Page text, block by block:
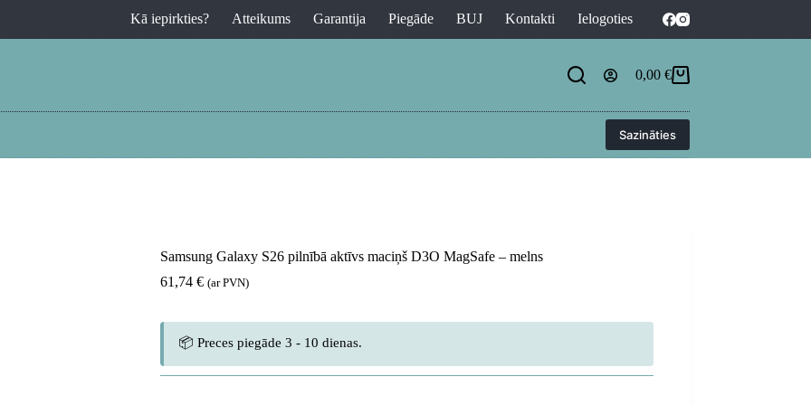
Kā iepirkties? Atteikums Garantija Piegāde BUJ Kontakti Ielogoties
Shopping
0,00 €
Sazināties
Samsung Galaxy S26 pilnībā aktīvs maciņš D3O MagSafe – melns
61,74 € (ar PVN)
📦 Preces piegāde 3 - 10 dienas.